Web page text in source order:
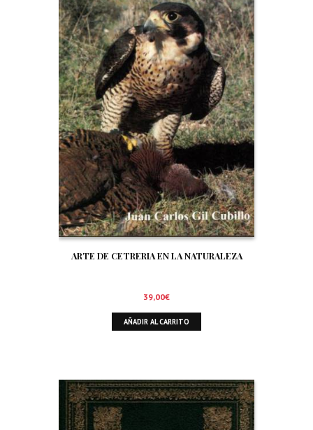
ARTE DE CETRERIA EN LA NATURALEZA
39,00€
AÑADIR AL CARRITO